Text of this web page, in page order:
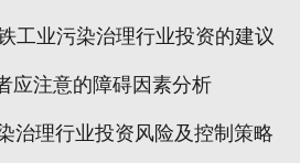
工业污染治理行业投资的建议
应注意的障碍因素分析
治理行业投资风险及控制策略